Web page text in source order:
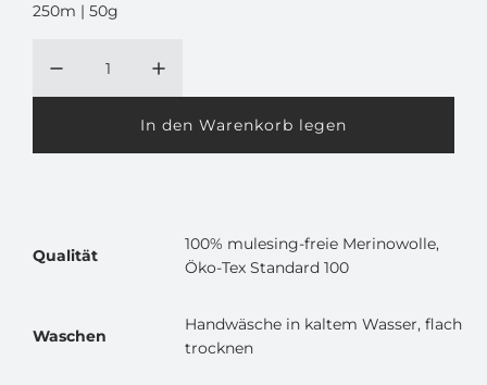
r
i
250m | 50g
In den Warenkorb legen
L
a
.
.
Qualität
100% mulesing-freie Merinowolle,
Öko-Tex Standard 100
Waschen
Handwäsche in kaltem Wasser, flach
trocknen